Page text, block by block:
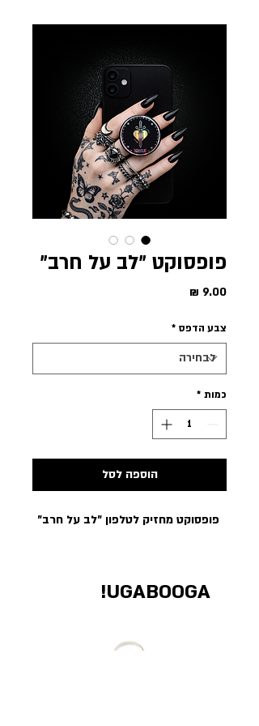
פופסוקט ״לב על חרב״
צבע הדפס *
כמות *
הוספה לסל
פופסוקט מחזיק לטלפון ״לב על חרב״
UGABOOGA!